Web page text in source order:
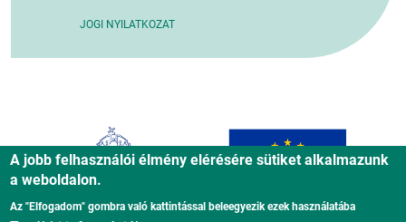
JOGI NYILATKOZAT
A jobb felhasználói élmény elérésére sütiket alkalmazunk
a weboldalon.
Az "Elfogadom" gombra való kattintással beleegyezik ezek használatába